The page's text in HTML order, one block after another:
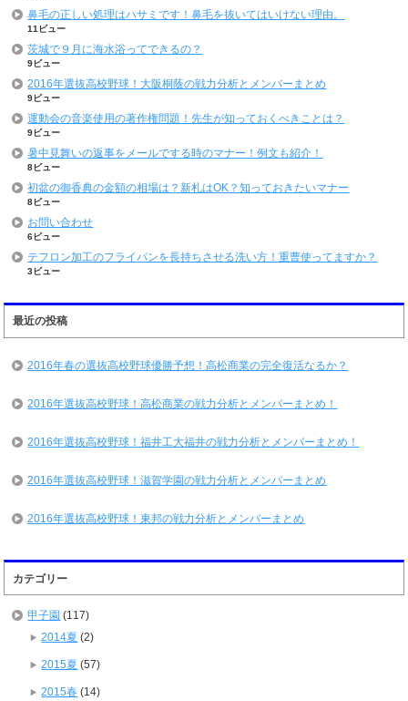
鼻毛の正しい処理はハサミです！鼻毛を抜いてはいけない理由。
11ビュー
茨城で９月に海水浴ってできるの？
9ビュー
2016年選抜高校野球！大阪桐蔭の戦力分析とメンバーまとめ
9ビュー
運動会の音楽使用の著作権問題！先生が知っておくべきことは？
9ビュー
暑中見舞いの返事をメールでする時のマナー！例文も紹介！
8ビュー
初盆の御香典の金額の相場は？新札はOK？知っておきたいマナー
8ビュー
お問い合わせ
6ビュー
テフロン加工のフライパンを長持ちさせる洗い方！重曹使ってますか？
3ビュー
最近の投稿
2016年春の選抜高校野球優勝予想！高松商業の完全復活なるか？
2016年選抜高校野球！高松商業の戦力分析とメンバーまとめ！
2016年選抜高校野球！福井工大福井の戦力分析とメンバーまとめ！
2016年選抜高校野球！滋賀学園の戦力分析とメンバーまとめ
2016年選抜高校野球！東邦の戦力分析とメンバーまとめ
カテゴリー
甲子園 (117)
2014夏 (2)
2015夏 (57)
2015春 (14)